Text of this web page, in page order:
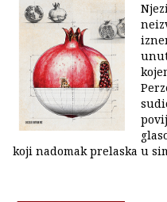
koji nadomak prelaska u